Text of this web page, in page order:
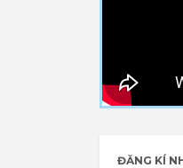
ĐĂNG KÍ